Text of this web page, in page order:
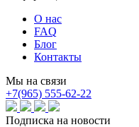
О нас
FAQ
Блог
Контакты
Мы на связи
+7(965) 555-62-22
Подписка на новости